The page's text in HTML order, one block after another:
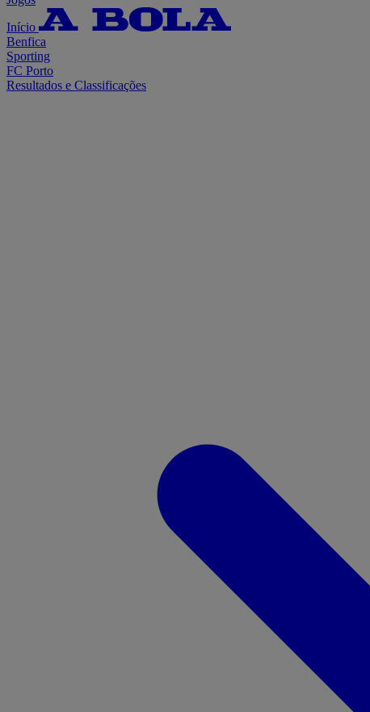
Início
Benfica
Sporting
FC Porto
Resultados e Classificações